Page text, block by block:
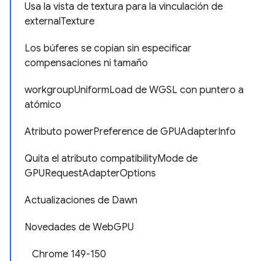
Usa la vista de textura para la vinculación de
externalTexture
Los búferes se copian sin especificar
compensaciones ni tamaño
workgroupUniformLoad de WGSL con puntero a
atómico
Atributo powerPreference de GPUAdapterInfo
Quita el atributo compatibilityMode de
GPURequestAdapterOptions
Actualizaciones de Dawn
Novedades de WebGPU
Chrome 149-150